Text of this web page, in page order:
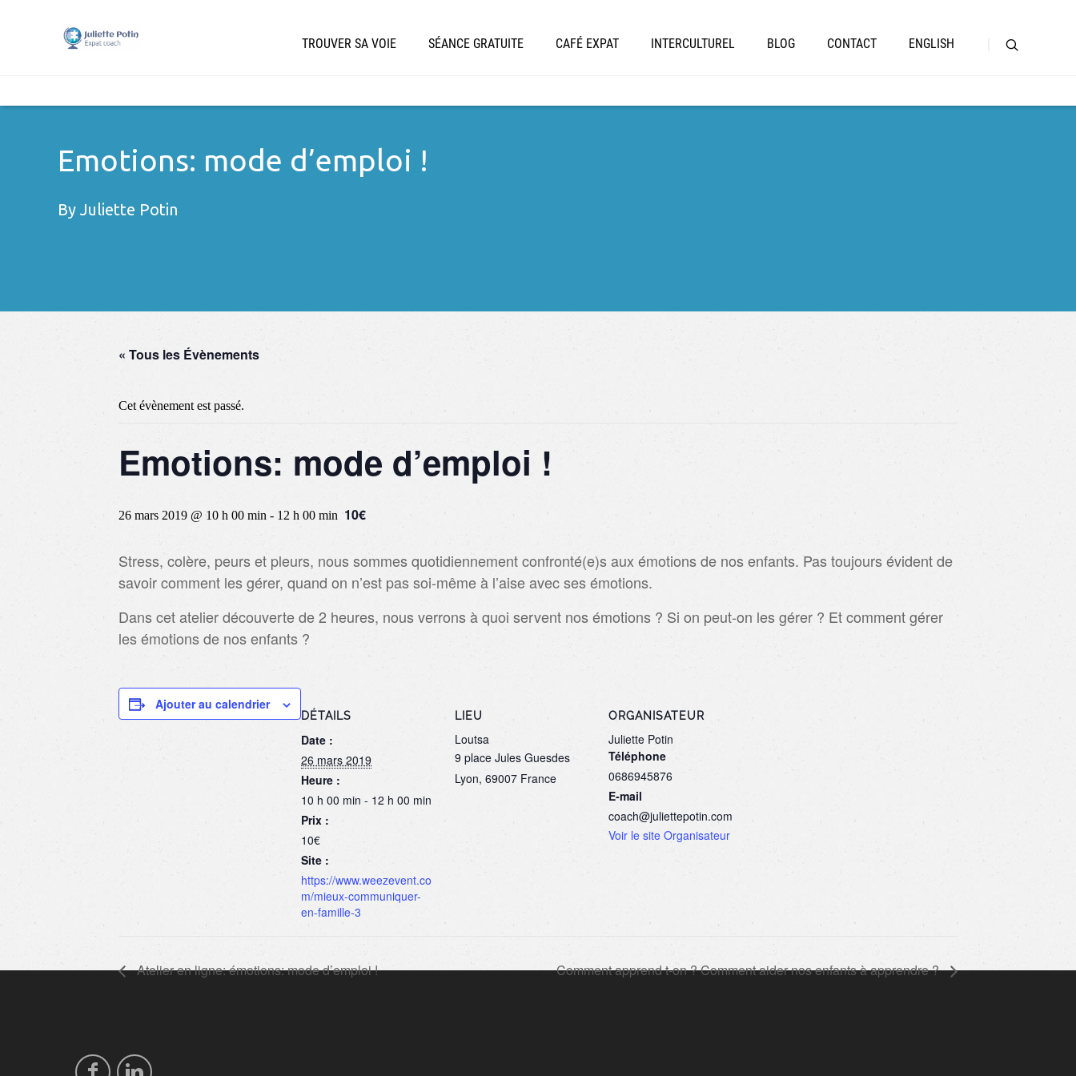
TROUVER SA VOIE SÉANCE GRATUITE CAFÉ EXPAT INTERCULTUREL BLOG CONTACT ENGLISH
Emotions: mode d’emploi !
By Juliette Potin
« Tous les Évènements
Cet évènement est passé.
Emotions: mode d’emploi !
26 mars 2019 @ 10 h 00 min - 12 h 00 min 10€
Stress, colère, peurs et pleurs, nous sommes quotidiennement confronté(e)s aux émotions de nos enfants. Pas toujours évident de
savoir comment les gérer, quand on n’est pas soi-même à l’aise avec ses émotions.
Dans cet atelier découverte de 2 heures, nous verrons à quoi servent nos émotions ? Si on peut-on les gérer ? Et comment gérer
les émotions de nos enfants ?
Ajouter au calendrier
DÉTAILS
Date :
26 mars 2019
Heure :
10 h 00 min - 12 h 00 min
Prix :
10€
Site :
https://www.weezevent.co
m/mieux-communiquer-
en-famille-3
LIEU
Loutsa
9 place Jules Guesdes
Lyon, 69007 France
ORGANISATEUR
Juliette Potin
Téléphone
0686945876
E-mail
coach@juliettepotin.com
Voir le site Organisateur
Atelier en ligne: émotions: mode d’emploi ! Comment apprend t-on ? Comment aider nos enfants à apprendre ?